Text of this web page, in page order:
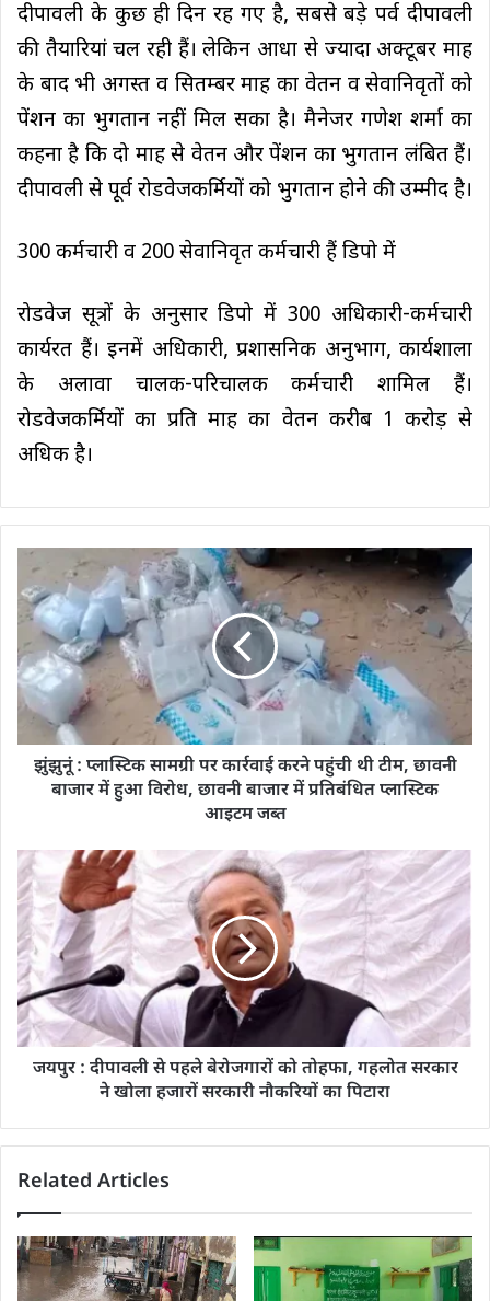
दीपावली के कुछ ही दिन रह गए है, सबसे बड़े पर्व दीपावली
की तैयारियां चल रही हैं। लेकिन आधा से ज्यादा अक्टूबर माह
के बाद भी अगस्त व सितम्बर माह का वेतन व सेवानिवृतों को
पेंशन का भुगतान नहीं मिल सका है। मैनेजर गणेश शर्मा का
कहना है कि दो माह से वेतन और पेंशन का भुगतान लंबित हैं।
दीपावली से पूर्व रोडवेजकर्मियों को भुगतान होने की उम्मीद है।
300 कर्मचारी व 200 सेवानिवृत कर्मचारी हैं डिपो में
रोडवेज सूत्रों के अनुसार डिपो में 300 अधिकारी-कर्मचारी
कार्यरत हैं। इनमें अधिकारी, प्रशासनिक अनुभाग, कार्यशाला
के अलावा चालक-परिचालक कर्मचारी शामिल हैं।
रोडवेजकर्मियों का प्रति माह का वेतन करीब 1 करोड़ से
अधिक है।
झुंझुनूं : प्लास्टिक सामग्री पर कार्रवाई करने पहुंची थी टीम, छावनी
बाजार में हुआ विरोध, छावनी बाजार में प्रतिबंधित प्लास्टिक
आइटम जब्त
जयपुर : दीपावली से पहले बेरोजगारों को तोहफा, गहलोत सरकार
ने खोला हजारों सरकारी नौकरियों का पिटारा
Related Articles